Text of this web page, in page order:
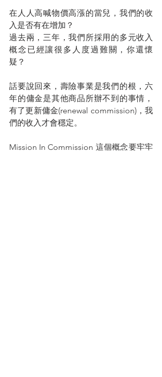
在人人高喊物價高漲的當兒，我們的收
入是否有在增加？
過去兩，三年，我們所採用的多元收入
概念已經讓很多人度過難關，你還懷
疑？
話要說回來，壽險事業是我們的根，六
年的傭金是其他商品所辦不到的事情，
有了更新傭金(renewal commission)，我
們的收入才會穩定。
Mission In Commission 這個概念要牢牢